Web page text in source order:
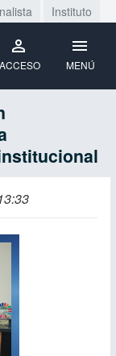
Instituto
ACCESO MENÚ